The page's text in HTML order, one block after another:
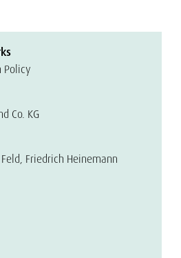
Policy
Co. KG
Friedrich Heinemann